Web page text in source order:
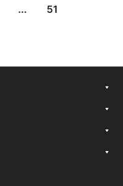
... 51